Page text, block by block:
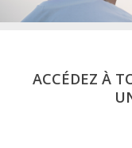
ACCÉDEZ À